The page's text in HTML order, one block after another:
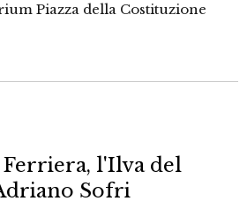
Piazza della Costituzione
l'Ilva del
Sofri